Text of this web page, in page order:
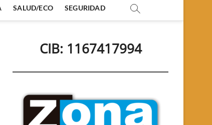
SALUD/ECO SEGURIDAD
CIB: 1167417994